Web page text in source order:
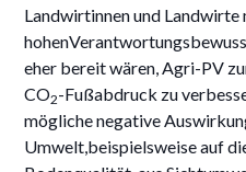
Landwirtinnen und Landwirte
eher bereit wären, Agri-PV
CO2-Fußabdruck zu
mögliche negative
Umwelt,beispielsweise auf